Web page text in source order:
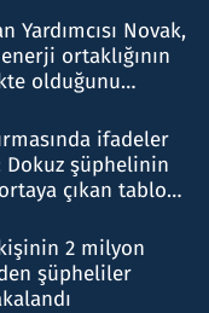
Yardımcısı Novak,
ortaklığının
olduğunu
ifadeler
şüphelinin
çıkan tablo
2 milyon
şüpheliler